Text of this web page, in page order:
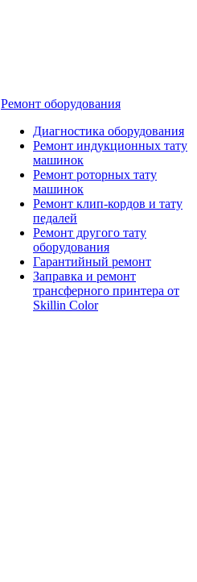
Ремонт оборудования
Диагностика оборудования
Ремонт индукционных тату
машинок
Ремонт роторных тату
машинок
Ремонт клип-кордов и тату
педалей
Ремонт другого тату
оборудования
Гарантийный ремонт
Заправка и ремонт
трансферного принтера от
Skillin Color